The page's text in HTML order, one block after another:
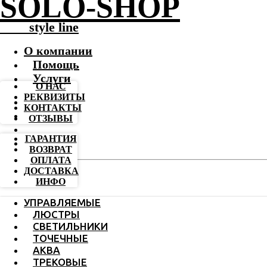
SOLO-SHOP
-------style line
О компании
Помощь
Услуги
О НАС
РЕКВИЗИТЫ
КОНТАКТЫ
ОТЗЫВЫ
ГАРАНТИЯ
ВОЗВРАТ
ОПЛАТА
ДОСТАВКА
ИНФО
УПРАВЛЯЕМЫЕ
ЛЮСТРЫ
СВЕТИЛЬНИКИ
ТОЧЕЧНЫЕ
АКВА
ТРЕКОВЫЕ